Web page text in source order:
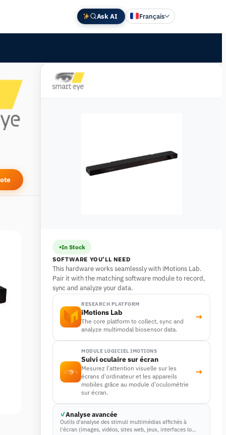
Ask AI Français
In Stock
SOFTWARE YOU’LL NEED
This hardware works seamlessly with iMotions Lab.
Pair it with the matching software module to record,
sync and analyze your data.
RESEARCH PLATFORM
iMotions Lab
The core platform to collect, sync and
analyze multimodal biosensor data.
→
MODULE LOGICIEL IMOTIONS
Suivi oculaire sur écran
Mesurez l'attention visuelle sur les
écrans d'ordinateur et les appareils
mobiles grâce au module d'oculométrie
sur écran.
→
Analyse avancée
Outils d'analyse des stimuli multimédias affichés à
l'écran (images, vidéos, sites web, jeux, interfaces lo…